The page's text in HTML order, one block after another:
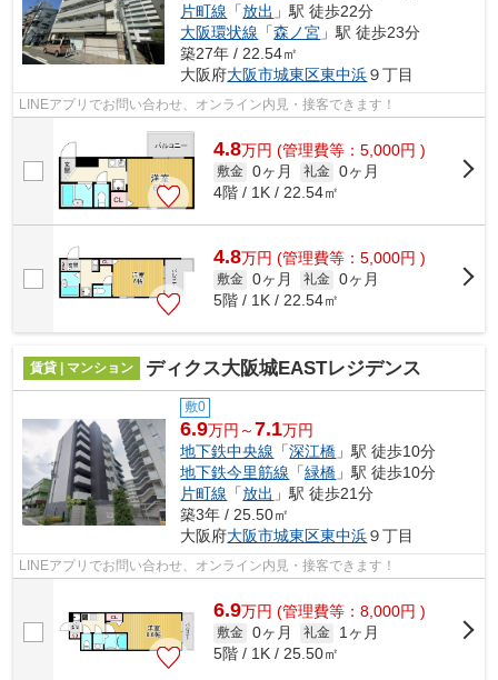
片町線 「放出 」駅 徒歩22分
大阪環状線 「森ノ宮 」駅 徒歩23分
築27年 / 22.54㎡
大阪府大阪市城東区東中浜９丁目
LINEアプリでお問い合わせ、オンライン内見・接客できます！
4.8万円 (管理費等：5,000円 )
敷金 0ヶ月 礼金 0ヶ月
4階 / 1K / 22.54㎡
4.8万円 (管理費等：5,000円 )
敷金 0ヶ月 礼金 0ヶ月
5階 / 1K / 22.54㎡
賃貸 | マンション ディクス大阪城EASTレジデンス
敷0
6.9万円～7.1万円
地下鉄中央線 「深江橋 」駅 徒歩10分
地下鉄今里筋線 「緑橋 」駅 徒歩10分
片町線 「放出 」駅 徒歩21分
築3年 / 25.50㎡
大阪府大阪市城東区東中浜９丁目
LINEアプリでお問い合わせ、オンライン内見・接客できます！
6.9万円 (管理費等：8,000円 )
敷金 0ヶ月 礼金
1ヶ月
5階 / 1K / 25.50㎡